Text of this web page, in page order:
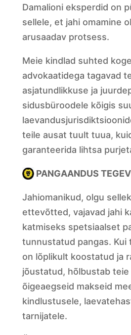
Damalioni eksperdid on
sellele, et jahi omamine
arusaadav protsess.
Meie kindlad suhted
advokaatidega tagavad
asjatundlikkuse ja
sidusbüroodele kõigis
teile ausat tuult tuua,
garanteerida lihtsa
PANGAANDUS
Jahiomanikud, olgu
ettevõtted, vajavad jahi
katmiseks spetsiaalset
tunnustatud pangas. Kui
on lõplikult koostatud ja
jõustatud, hõlbustab teie
õigeaegseid makseid
kindlustusele,
tarnijatele.